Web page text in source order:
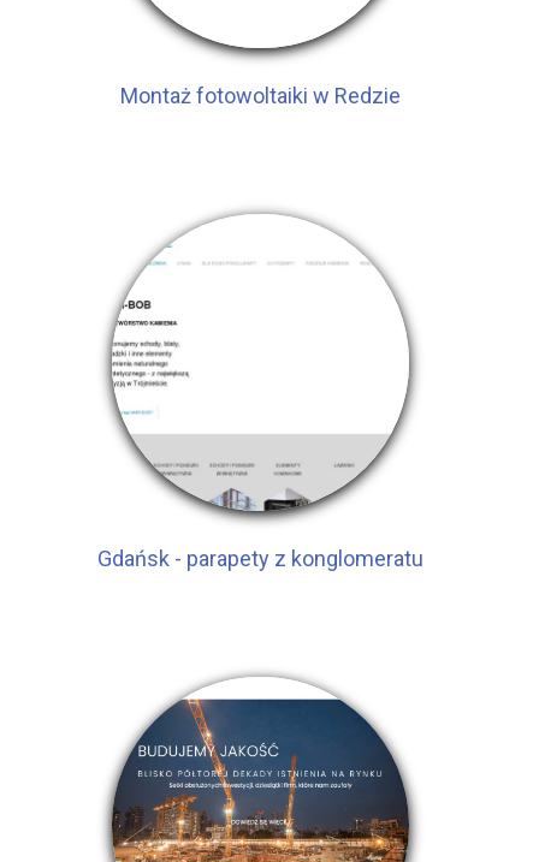
Montaż fotowoltaiki w Redzie
Gdańsk - parapety z konglomeratu